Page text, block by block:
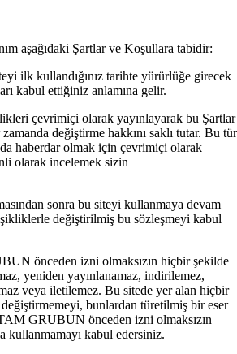
aşağıdaki Şartlar ve Koşullara tabidir:
ilk kullandığınız tarihte yürürlüğe girecek
kabul ettiğiniz anlamına gelir.
çevrimiçi olarak yayınlayarak bu Şartlar
değiştirme hakkını saklı tutar. Bu tür
haberdar olmak için çevrimiçi olarak
olarak incelemek sizin
sonra bu siteyi kullanmaya devam
değiştirilmiş bu sözleşmeyi kabul
önceden izni olmaksızın hiçbir şekilde
yeniden yayınlanamaz, indirilemez,
veya iletilemez. Bu sitede yer alan hiçbir
bunlardan türetilmiş bir eser
GRUBUN önceden izni olmaksızın
kullanmamayı kabul edersiniz.